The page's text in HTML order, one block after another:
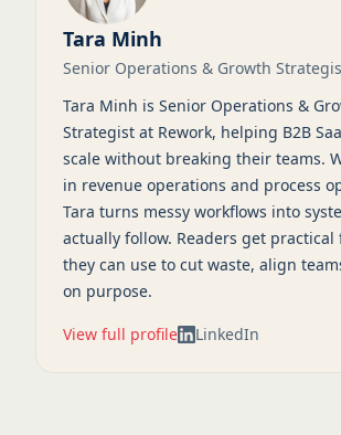
Tara Minh
Senior Operations & Growth
Tara Minh is Senior Operations &
Strategist at Rework, helping B2B
scale without breaking their teams.
in revenue operations and process
Tara turns messy workflows into
actually follow. Readers get practical
they can use to cut waste, align
on purpose.
View full profile LinkedIn